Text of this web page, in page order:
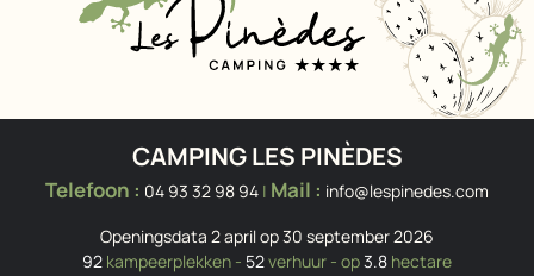
CAMPING LES PINÈDES
Telefoon : 04 93 32 98 94 | Mail : info@lespinedes.com
Openingsdata 2 april op 30 september 2026
92 kampeerplekken - 52verhuur - op3.8 hectare